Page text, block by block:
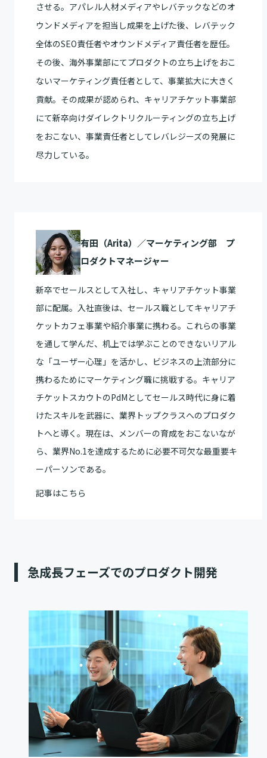
させる。アパレル人材メディアやレバテックなどのオ
ウンドメディアを担当し成果を上げた後、レバテック
全体のSEO責任者やオウンドメディア責任者を歴任。
その後、海外事業部にてプロダクトの立ち上げをおこ
ないマーケティング責任者として、事業拡大に大きく
貢献。その成果が認められ、キャリアチケット事業部
にて新卒向けダイレクトリクルーティングの立ち上げ
をおこない、事業責任者としてレバレジーズの発展に
尽力している。
有田（Arita）／マーケティング部 プ
ロダクトマネージャー
新卒でセールスとして入社し、キャリアチケット事業
部に配属。入社直後は、セールス職としてキャリアチ
ケットカフェ事業や紹介事業に携わる。これらの事業
を通して学んだ、机上では学ぶことのできないリアル
な「ユーザー心理」を活かし、ビジネスの上流部分に
携わるためにマーケティング職に挑戦する。キャリア
チケットスカウトのPdMとしてセールス時代に身に着
けたスキルを武器に、業界トップクラスへのプロダク
トへと導く。現在は、メンバーの育成をおこないなが
ら、業界No.1を達成するために必要不可欠な最重要キ
ーパーソンである。
記事はこちら
急成長フェーズでのプロダクト開発